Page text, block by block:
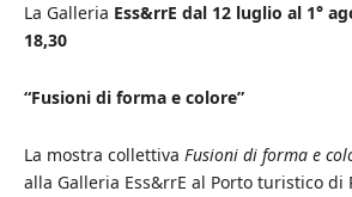
La Galleria Ess&rrE dal 12 luglio al 1°
18,30
“Fusioni di forma e colore”
La mostra collettiva Fusioni di forma e
alla Galleria Ess&rrE al Porto turistico di